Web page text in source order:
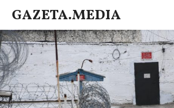
GAZETA.MEDIA